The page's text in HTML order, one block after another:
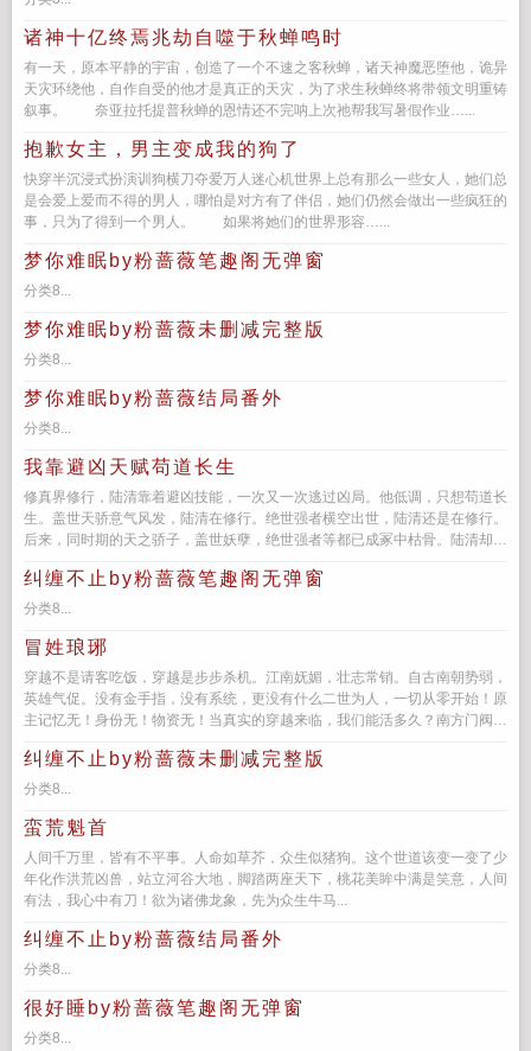
诸神十亿终焉兆劫自噬于秋蝉鸣时
有一天，原本平静的宇宙，创造了一个不速之客秋蝉，诸天神魔恶堕他，诡异
天灾环绕他，自作自受的他才是真正的天灾，为了求生秋蝉终将带领文明重铸
叙事。 奈亚拉托提普秋蝉的恩情还不完呐上次祂帮我写暑假作业…...
抱歉女主，男主变成我的狗了
快穿半沉浸式扮演训狗横刀夺爱万人迷心机世界上总有那么一些女人，她们总
是会爱上爱而不得的男人，哪怕是对方有了伴侣，她们仍然会做出一些疯狂的
事，只为了得到一个男人。 如果将她们的世界形容…...
梦你难眠by粉蔷薇笔趣阁无弹窗
分类8...
梦你难眠by粉蔷薇未删减完整版
分类8...
梦你难眠by粉蔷薇结局番外
分类8...
我靠避凶天赋苟道长生
修真界修行，陆清靠着避凶技能，一次又一次逃过凶局。他低调，只想苟道长
生。盖世天骄意气风发，陆清在修行。绝世强者横空出世，陆清还是在修行。
后来，同时期的天之骄子，盖世妖孽，绝世强者等都已成冢中枯骨。陆清却已
纠缠不止by粉蔷薇笔趣阁无弹窗
分类8...
冒姓琅琊
穿越不是请客吃饭，穿越是步步杀机。江南妩媚，壮志常销。自古南朝势弱，
英雄气促。没有金手指，没有系统，更没有什么二世为人，一切从零开始！原
主记忆无！身份无！物资无！当真实的穿越来临，我们能活多久？南方门阀世
纠缠不止by粉蔷薇未删减完整版
分类8...
蛮荒魁首
人间千万里，皆有不平事。人命如草芥，众生似猪狗。这个世道该变一变了少
年化作洪荒凶兽，站立河谷大地，脚踏两座天下，桃花美眸中满是笑意，人间
有法，我心中有刀！欲为诸佛龙象，先为众生牛马...
纠缠不止by粉蔷薇结局番外
分类8...
很好睡by粉蔷薇笔趣阁无弹窗
分类8...